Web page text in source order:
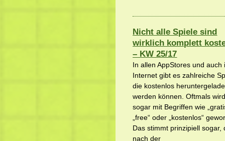
Nicht alle Spiele sind
wirklich komplett
– KW 25/17
In allen AppStores und auch
Internet gibt es zahlreiche
die kostenlos
werden können. Oftmals
sogar mit Begriffen wie
„free“ oder „kostenlos“
Das stimmt prinzipiell sogar,
nach der